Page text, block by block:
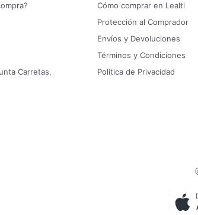
Carretas,
Cómo comprar en Lealti
Protección al Comprador
Envíos y Devoluciones
Términos y Condiciones
Política de Privacidad